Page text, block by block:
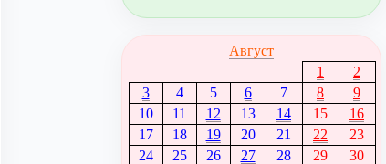
Август
1
2
3
4 5 6 7 8
9
10
11 12 13 14 15
16
17
18 19 20 21 22
23
24
25 26 27 28 29
30